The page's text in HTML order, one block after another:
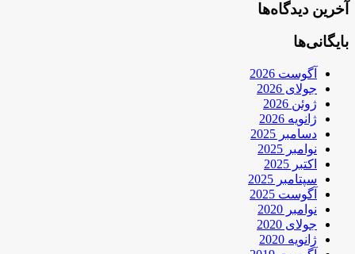
آخرین دیدگاه‌ها
بایگانی‌ها
آگوست 2026
جولای 2026
ژوئن 2026
ژانویه 2026
دسامبر 2025
نوامبر 2025
اکتبر 2025
سپتامبر 2025
آگوست 2025
نوامبر 2020
جولای 2020
ژانویه 2020